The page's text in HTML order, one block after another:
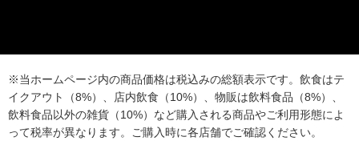
※当ホームページ内の商品価格は税込みの総額表示です。飲食はテ
イクアウト（8%）、店内飲食（10%）、物販は飲料食品（8%）、
飲料食品以外の雑貨（10%）など購入される商品やご利用形態によ
って税率が異なります。ご購入時に各店舗でご確認ください。